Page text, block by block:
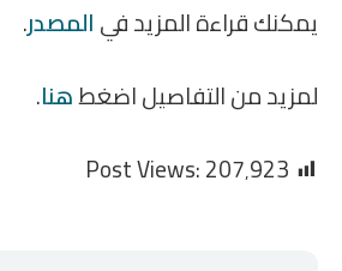
يمكنك قراءة المزيد فيالمصدر.
لمزيد من التفاصيل اضغطهنا.
Post Views:207٬923